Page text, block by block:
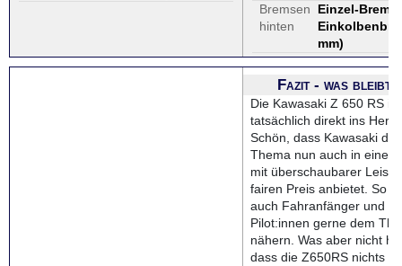
Bremsen
hinten
Einzel-
mm)
Fazit - was bleibt
Die Kawasaki Z 650 RS
tatsächlich direkt ins Herz
Schön, dass Kawasaki
Thema nun auch in
mit überschaubarer
fairen Preis anbietet. So
auch Fahranfänger und
Pilot:innen gerne dem
nähern. Was aber nicht
dass die Z650RS nichts